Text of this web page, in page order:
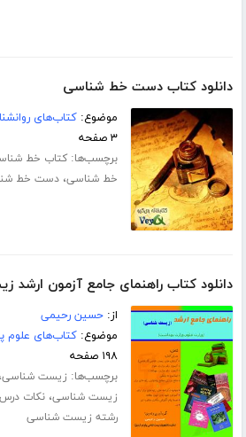
دانلود کتاب دست خط شناسی
موضوع:کتاب‌های
۳ صفحه
برچسب‌ها:کتاب خط
خط شناسی،دست خط
دانلود کتاب راهنمای جامع آزمون
از:حسین رحیمی
موضوع:کتاب‌های علوم
۱۹۸ صفحه
برچسب‌ها: زیست شناسی،
زیست شناسی،نکات
رشته زیست شناسی